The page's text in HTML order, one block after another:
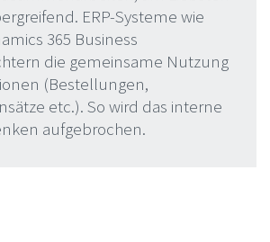
ERP-Systeme wie
365 Business
die gemeinsame Nutzung
(Bestellungen,
etc.). So wird das interne
aufgebrochen.